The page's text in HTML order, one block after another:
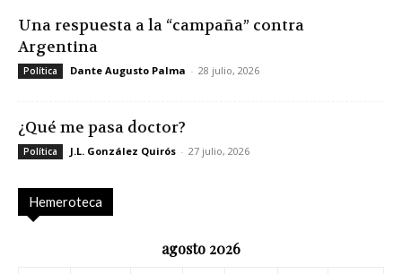
Una respuesta a la “campaña” contra
Argentina
Política Dante Augusto Palma - 28 julio, 2026
¿Qué me pasa doctor?
Política J.L. González Quirós - 27 julio, 2026
Hemeroteca
agosto 2026